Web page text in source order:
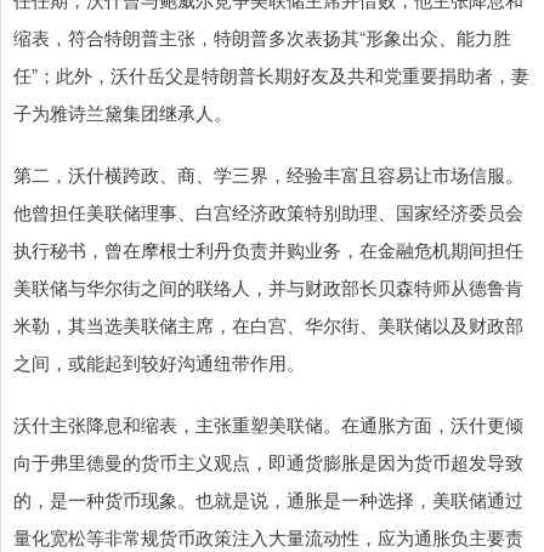
缩表，符合特朗普主张，特朗普多次表扬其“形象出众、能力胜
任”；此外，沃什岳父是特朗普长期好友及共和党重要捐助者，妻
子为雅诗兰黛集团继承人。
第二，沃什横跨政、商、学三界，经验丰富且容易让市场信服。
他曾担任美联储理事、白宫经济政策特别助理、国家经济委员会
执行秘书，曾在摩根士利丹负责并购业务，在金融危机期间担任
美联储与华尔街之间的联络人，并与财政部长贝森特师从德鲁肯
米勒，其当选美联储主席，在白宫、华尔街、美联储以及财政部
之间，或能起到较好沟通纽带作用。
沃什主张降息和缩表，主张重塑美联储。在通胀方面，沃什更倾
向于弗里德曼的货币主义观点，即通货膨胀是因为货币超发导致
的，是一种货币现象。也就是说，通胀是一种选择，美联储通过
量化宽松等非常规货币政策注入大量流动性，应为通胀负主要责